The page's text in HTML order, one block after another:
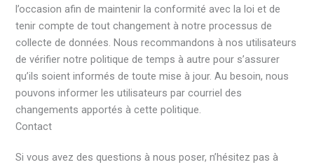
l’occasion afin de maintenir la conformité avec la loi et de
tenir compte de tout changement à notre processus de
collecte de données. Nous recommandons à nos utilisateurs
de vérifier notre politique de temps à autre pour s’assurer
qu’ils soient informés de toute mise à jour. Au besoin, nous
pouvons informer les utilisateurs par courriel des
changements apportés à cette politique.
Contact
Si vous avez des questions à nous poser, n’hésitez pas à